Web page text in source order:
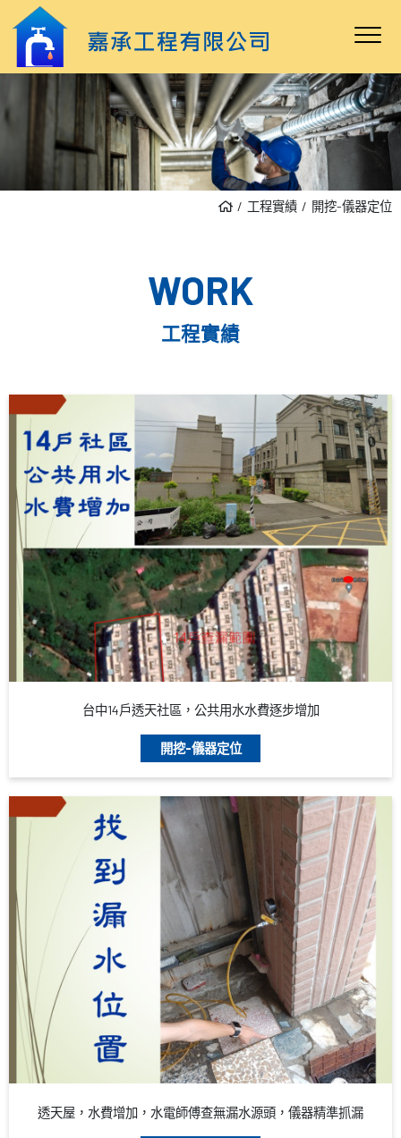
工程實績 開挖-儀器定位
WORK
工程實績
台中14戶透天社區，公共用水水費逐步增加
開挖-儀器定位
透天屋，水費增加，水電師傅查無漏水源頭，儀器精準抓漏